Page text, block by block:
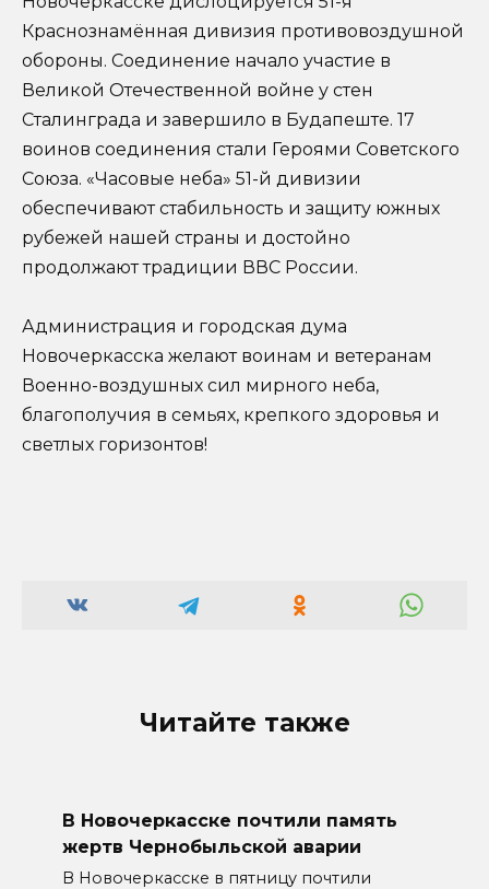
Краснознамённая дивизия противовоздушной
обороны. Соединение начало участие в
Великой Отечественной войне у стен
Сталинграда и завершило в Будапеште. 17
воинов соединения стали Героями Советского
Союза. «Часовые неба» 51-й дивизии
обеспечивают стабильность и защиту южных
рубежей нашей страны и достойно
продолжают традиции ВВС России.
Администрация и городская дума
Новочеркасска желают воинам и ветеранам
Военно-воздушных сил мирного неба,
благополучия в семьях, крепкого здоровья и
светлых горизонтов!
Читайте также
В Новочеркасске почтили память
жертв Чернобыльской аварии
В Новочеркасске в пятницу почтили